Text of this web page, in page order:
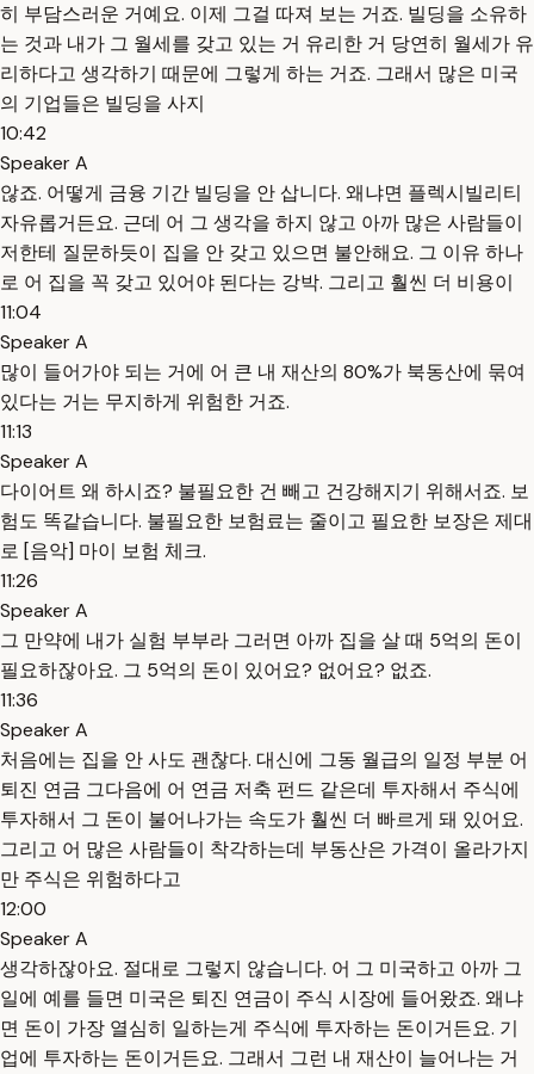
히 부담스러운 거예요. 이제 그걸 따져 보는 거죠. 빌딩을 소유하
는 것과 내가 그 월세를 갖고 있는 거 유리한 거 당연히 월세가 유
리하다고 생각하기 때문에 그렇게 하는 거죠. 그래서 많은 미국
의 기업들은 빌딩을 사지
10:42
Speaker A
않죠. 어떻게 금융 기간 빌딩을 안 삽니다. 왜냐면 플렉시빌리티
자유롭거든요. 근데 어 그 생각을 하지 않고 아까 많은 사람들이
저한테 질문하듯이 집을 안 갖고 있으면 불안해요. 그 이유 하나
로 어 집을 꼭 갖고 있어야 된다는 강박. 그리고 훨씬 더 비용이
11:04
Speaker A
많이 들어가야 되는 거에 어 큰 내 재산의 80%가 북동산에 묶여
있다는 거는 무지하게 위험한 거죠.
11:13
Speaker A
다이어트 왜 하시죠? 불필요한 건 빼고 건강해지기 위해서죠. 보
험도 똑같습니다. 불필요한 보험료는 줄이고 필요한 보장은 제대
로 [음악] 마이 보험 체크.
11:26
Speaker A
그 만약에 내가 실험 부부라 그러면 아까 집을 살 때 5억의 돈이
필요하잖아요. 그 5억의 돈이 있어요? 없어요? 없죠.
11:36
Speaker A
처음에는 집을 안 사도 괜찮다. 대신에 그동 월급의 일정 부분 어
퇴진 연금 그다음에 어 연금 저축 펀드 같은데 투자해서 주식에
투자해서 그 돈이 불어나가는 속도가 훨씬 더 빠르게 돼 있어요.
그리고 어 많은 사람들이 착각하는데 부동산은 가격이 올라가지
만 주식은 위험하다고
12:00
Speaker A
생각하잖아요. 절대로 그렇지 않습니다. 어 그 미국하고 아까 그
일에 예를 들면 미국은 퇴진 연금이 주식 시장에 들어왔죠. 왜냐
면 돈이 가장 열심히 일하는게 주식에 투자하는 돈이거든요. 기
업에 투자하는 돈이거든요. 그래서 그런 내 재산이 늘어나는 거